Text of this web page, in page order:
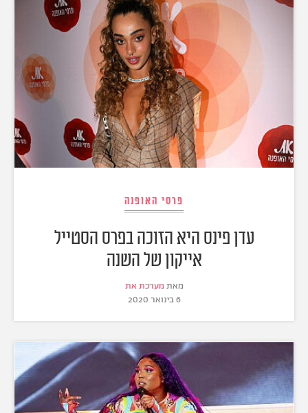
פרסי האופנה
עדן פינס היא הזוכה בפרס הסטייל
אייקון של השנה
מאת מערכת את
6 בינואר 2020